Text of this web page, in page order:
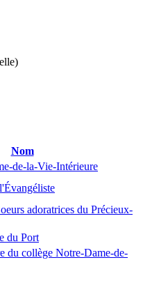
Nom
de-la-Vie-Intérieure
adoratrices du Précieux-
du Port
du collège Notre-Dame-de-